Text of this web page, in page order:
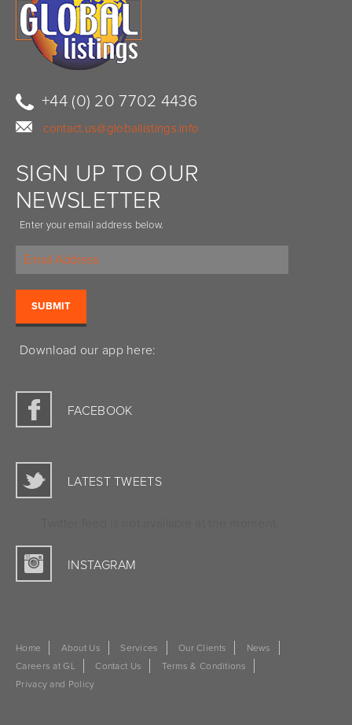
+44 (0) 20 7702 4436
contact.us@globallistings.info
SIGN UP TO OUR
NEWSLETTER
Enter your email address below.
Download our app here:
FACEBOOK
LATEST TWEETS
INSTAGRAM
Home About Us Services Our Clients
News
Careers at GL
Contact Us
Terms & Conditions
Privacy and Policy